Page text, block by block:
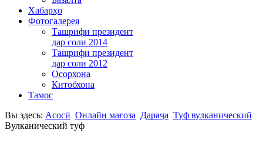
Хабарҳо
Фотогалерея
Ташрифи президент
дар соли 2014
Ташрифи президент
дар соли 2012
Осорхона
Китобхона
Тамос
Вы здесь: Асосӣ Онлайн мағоза Дараҷа Туф вулканический
Вулканический туф